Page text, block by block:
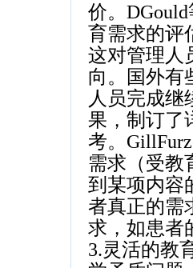
价。
育需求的评
这对管理人
向。国外有
人员完成
果，制订了
考。
需求（受教
到某项内容
者真正的需
求，如患者
3.灵活的教